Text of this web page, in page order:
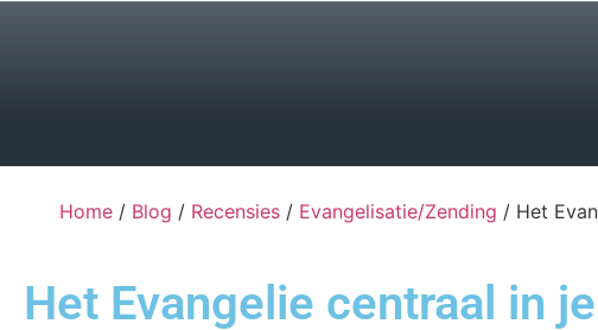
Home / Blog / Recensies / Evangelisatie/Zending / Het
Het Evangelie centraal in